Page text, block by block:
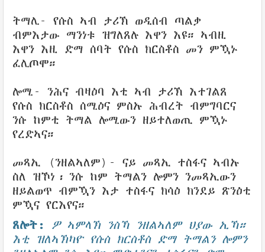
ትማሊ- የሱስ ኣብ ታሪኽ ወዲሰብ ጣልቃ
ብምእታው ማንነቱ ዝግለጸሉ እዋን እዩ። ኣብዚ
እዋን እዚ ድማ ሰባት የሱስ ክርስቶስ መን ምዃኑ
ፈሊጦሞ።
ሎሚ- ንሕና ብዛዕባ እቲ ኣብ ታሪኽ እተገልጸ
የሱስ ክርስቶስ ሰሚዕና ምስኡ ሕብረት ብምግባርና
ንሱ ከምቲ ትማል ሎሚውን ዘይተለወጢ ምዃኑ
የረድኣና።
መጻኢ (ንዘልኣለም)- ናይ መጻኢ ተስፋና ኣብኡ
ስለ ዝኾነ፡ ንሱ ከም ትማልን ሎምን ንመጻኢውን
ዘይልወጥ ብምዃን እታ ተስፋና ክሳዕ ክንደይ ጽንዕቲ
ምዃና የርእየና።
ጸሎት: ዎ ኣምላኽ ንስኻ ንዘልኣለም ህያው ኢኻ።
እቲ ዝለኣኽካዮ የሱስ ክርስቶስ ድማ ትማልን ሎምን